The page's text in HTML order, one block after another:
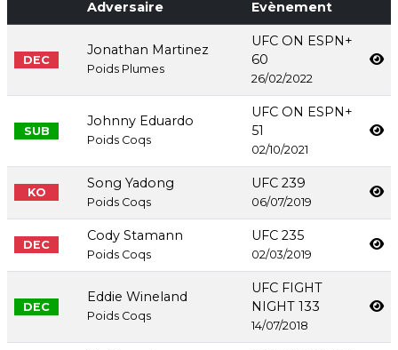
Adversaire Evènement
DEC
Jonathan Martinez
Poids Plumes
UFC ON ESPN+
60
26/02/2022
SUB
Johnny Eduardo
Poids Coqs
UFC ON ESPN+
51
02/10/2021
KO
Song Yadong
Poids Coqs
UFC 239
06/07/2019
DEC
Cody Stamann
Poids Coqs
UFC 235
02/03/2019
DEC
Eddie Wineland
Poids Coqs
UFC FIGHT
NIGHT 133
14/07/2018